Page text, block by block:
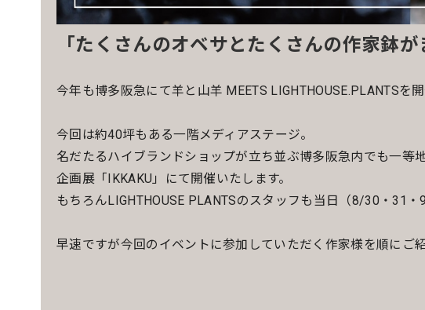
「たくさんのオベサとたくさんの作家鉢が
今年も博多阪急にて羊と山羊 MEETS LIGHTHOUSE.PLANTSを
今回は約40坪もある一階メディアステージ。
名だたるハイブランドショップが立ち並ぶ博多阪急内でも一等地
企画展「IKKAKU」にて開催いたします。
もちろんLIGHTHOUSE PLANTSのスタッフも当日（8/30・31
早速ですが今回のイベントに参加していただく作家様を順にご紹